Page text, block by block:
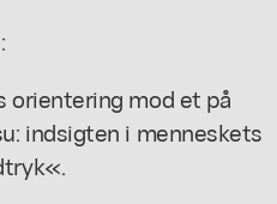
orientering mod et på
indsigten i menneskets